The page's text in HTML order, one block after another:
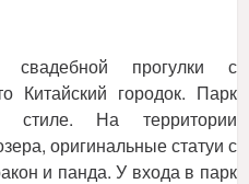
прогулки с
Китайский городок. Парк
стиле. На территории
оригинальные статуи с
и панда. У входа в парк